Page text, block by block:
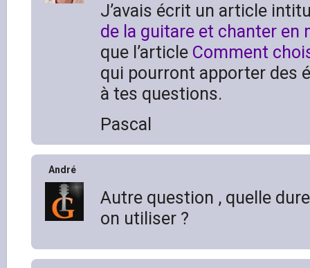
J’avais écrit un article
de la guitare et chanter en
que l’article Comment
qui pourront apporter des
à tes questions.
Pascal
André
Autre question , quelle
on utiliser ?